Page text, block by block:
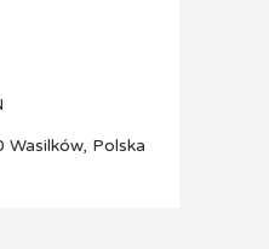
Polska